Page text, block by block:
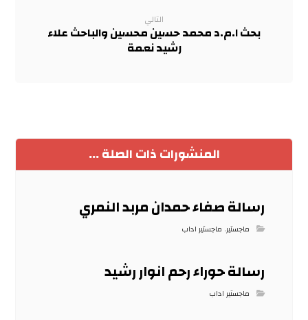
التالي
بحث ا.م.د محمد حسين محسين والباحث علاء
رشيد نعمة
المنشورات ذات الصلة ...
رسالة صفاء حمدان مربد النمري
ماجستير, ماجستير اداب
رسالة حوراء رحم انوار رشيد
ماجستير اداب